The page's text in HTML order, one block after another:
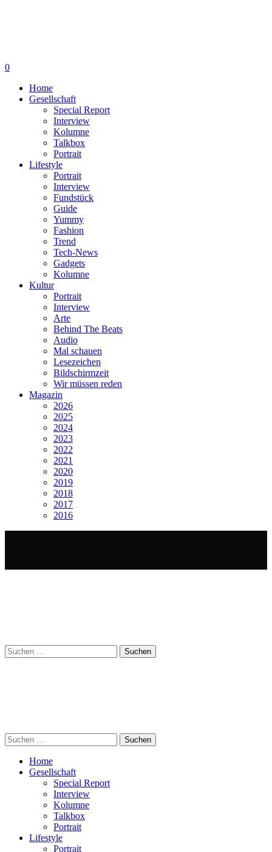
0
Home
Gesellschaft
Special Report
Interview
Kolumne
Talkbox
Portrait
Lifestyle
Portrait
Interview
Fundstück
Guide
Yummy
Fashion
Trend
Tech-News
Gadgets
Kolumne
Kultur
Portrait
Interview
Arte
Behind The Beats
Audio
Mal schauen
Lesezeichen
Bildschirmzeit
Wir müssen reden
Magazin
2026
2025
2024
2023
2022
2021
2020
2019
2018
2017
2016
Suchen
nach:
Suchen
nach:
Home
Gesellschaft
Special Report
Interview
Kolumne
Talkbox
Portrait
Lifestyle
Portrait